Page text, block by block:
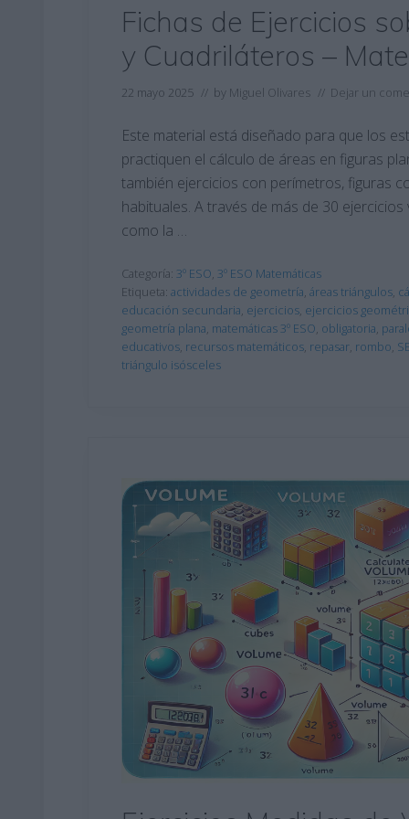
Fichas de Ejercicios
y Cuadriláteros –
22 mayo 2025 // by Miguel Olivares // Dejar un
Este material está diseñado para que los
practiquen el cálculo de áreas en figuras
también ejercicios con perímetros, figuras
habituales. A través de más de 30
como la …
Categoría: 3º ESO, 3º ESO Matemáticas
Etiqueta: actividades de geometría, áreas triángulos,
educación secundaria, ejercicios, ejercicios
geometría plana, matemáticas 3º ESO, obligatoria,
educativos, recursos matemáticos, repasar, rombo,
triángulo isósceles